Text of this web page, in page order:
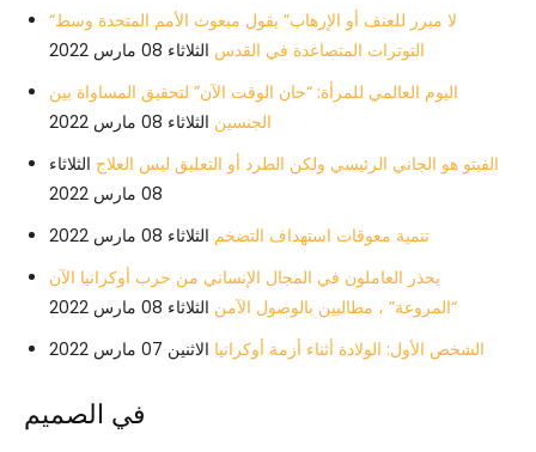
“لا مبرر للعنف أو الإرهاب” يقول مبعوث الأمم المتحدة وسط
التوترات المتصاعدة في القدس الثلاثاء 08 مارس 2022
اليوم العالمي للمرأة: “حان الوقت الآن” لتحقيق المساواة بين
الجنسين الثلاثاء 08 مارس 2022
الفيتو هو الجاني الرئيسي ولكن الطرد أو التعليق ليس العلاج الثلاثاء
08 مارس 2022
تنمية معوقات استهداف التضخم الثلاثاء 08 مارس 2022
يحذر العاملون في المجال الإنساني من حرب أوكرانيا الآن
“المروعة” ، مطالبين بالوصول الآمن الثلاثاء 08 مارس 2022
الشخص الأول: الولادة أثناء أزمة أوكرانيا الاثنين 07 مارس 2022
في الصميم